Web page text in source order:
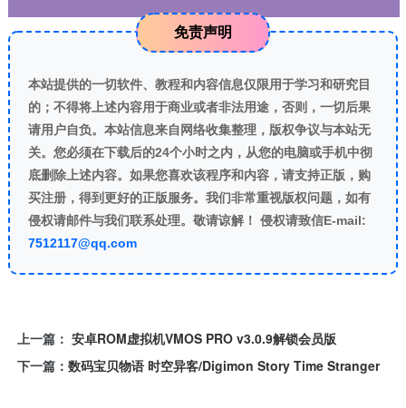
免责声明
本站提供的一切软件、教程和内容信息仅限用于学习和研究目
的；不得将上述内容用于商业或者非法用途，否则，一切后果
请用户自负。本站信息来自网络收集整理，版权争议与本站无
关。您必须在下载后的24个小时之内，从您的电脑或手机中彻
底删除上述内容。如果您喜欢该程序和内容，请支持正版，购
买注册，得到更好的正版服务。我们非常重视版权问题，如有
侵权请邮件与我们联系处理。敬请谅解！ 侵权请致信E-mail:
7512117@qq.com
上一篇： 安卓ROM虚拟机VMOS PRO v3.0.9解锁会员版
下一篇： 数码宝贝物语 时空异客/Digimon Story Time Stranger